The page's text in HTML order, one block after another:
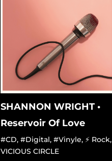
SHANNON WRIGHT •
Reservoir Of Love
#CD, #Digital, #Vinyle, ⚡ Rock,
VICIOUS CIRCLE